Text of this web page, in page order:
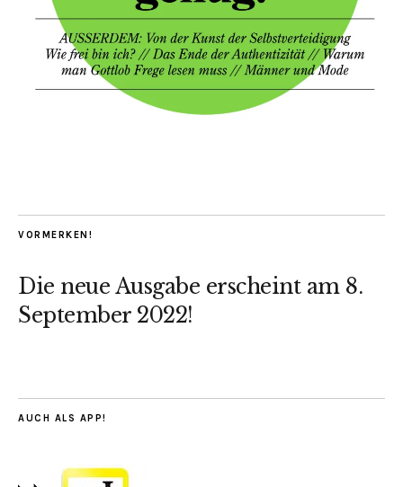
VORMERKEN!
Die neue Ausgabe erscheint am 8.
September 2022!
AUCH ALS APP!